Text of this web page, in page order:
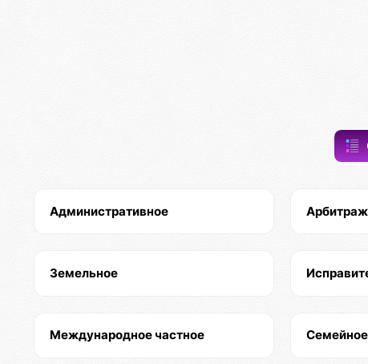
Административное
Земельное
Международное частное Семейное